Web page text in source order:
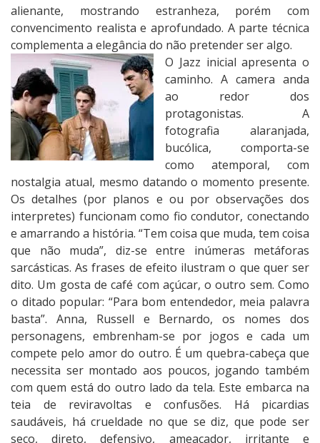
alienante, mostrando estranheza, porém com
convencimento realista e aprofundado. A parte técnica
complementa a elegância do não pretender ser algo.
O Jazz inicial apresenta o
caminho. A camera anda
ao redor dos
protagonistas. A
fotografia alaranjada,
bucólica, comporta-se
como atemporal, com
nostalgia atual, mesmo datando o momento presente.
Os detalhes (por planos e ou por observações dos
interpretes) funcionam como fio condutor, conectando
e amarrando a história. “Tem coisa que muda, tem coisa
que não muda”, diz-se entre inúmeras metáforas
sarcásticas. As frases de efeito ilustram o que quer ser
dito. Um gosta de café com açúcar, o outro sem. Como
o ditado popular: “Para bom entendedor, meia palavra
basta”. Anna, Russell e Bernardo, os nomes dos
personagens, embrenham-se por jogos e cada um
compete pelo amor do outro. É um quebra-cabeça que
necessita ser montado aos poucos, jogando também
com quem está do outro lado da tela. Este embarca na
teia de reviravoltas e confusões. Há picardias
saudáveis, há crueldade no que se diz, que pode ser
seco, direto, defensivo, ameaçador, irritante e